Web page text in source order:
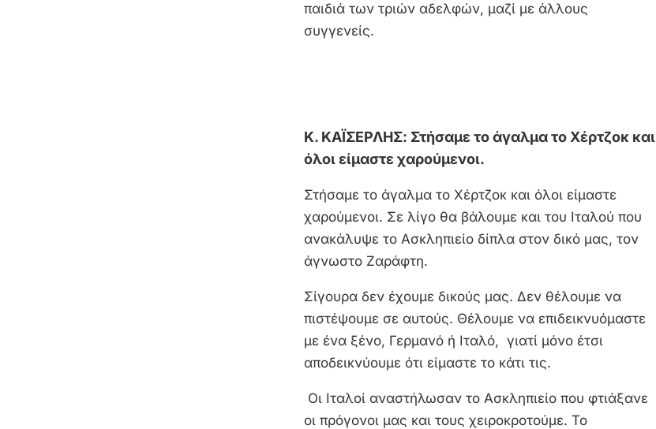
παιδιά των τριών αδελφών, μαζί με άλλους
συγγενείς.
Κ. ΚΑΪΣΕΡΛΗΣ: Στήσαμε το άγαλμα το Χέρτζοκ και
όλοι είμαστε χαρούμενοι.
Στήσαμε το άγαλμα το Χέρτζοκ και όλοι είμαστε
χαρούμενοι. Σε λίγο θα βάλουμε και του Ιταλού που
ανακάλυψε το Ασκληπιείο δίπλα στον δικό μας, τον
άγνωστο Ζαράφτη.
Σίγουρα δεν έχουμε δικούς μας. Δεν θέλουμε να
πιστέψουμε σε αυτούς. Θέλουμε να επιδεικνυόμαστε
με ένα ξένο, Γερμανό ή Ιταλό, γιατί μόνο έτσι
αποδεικνύουμε ότι είμαστε το κάτι τις.
Οι Ιταλοί αναστήλωσαν το Ασκληπιείο που φτιάξανε
οι πρόγονοι μας και τους χειροκροτούμε. Το